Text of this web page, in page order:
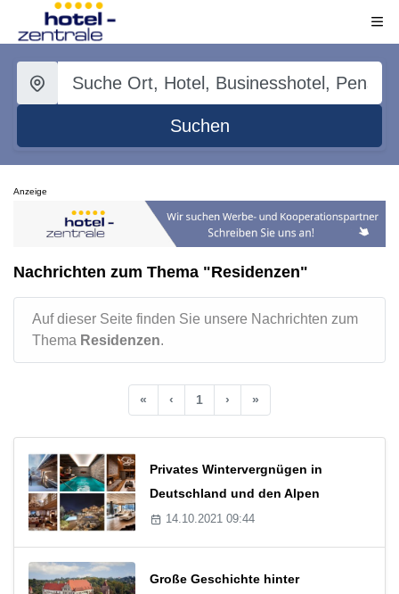
Suchen
Anzeige
Nachrichten zum Thema "Residenzen"
Auf dieser Seite finden Sie unsere Nachrichten zum
Thema Residenzen.
« ‹ 1 › »
Privates Wintervergnügen in
Deutschland und den Alpen
14.10.2021 09:44
Große Geschichte hinter